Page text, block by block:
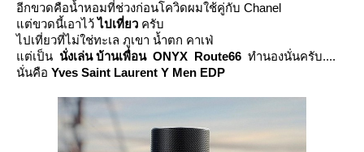
อีกขวดคือน้ำหอมที่ช่วงก่อนโควิดผมใช้คู่กับ Chanel
ต่ขวดนี้เอาไว้ไปเที่ยว ครับ
ไปเที่ยวที่ไม่ใช่ทะเล ภูเขา น้ำตก คาเฟ่
ต่เป็น นั่งเล่น บ้านเพื่อน ONYX Route66 ทำนองนั่นครับ....
นั่นคือ Yves Saint Laurent Y Men EDP